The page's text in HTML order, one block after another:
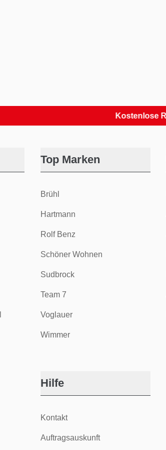
Kostenlose Retouren
Top Marken
Brühl
Hartmann
Rolf Benz
Schöner Wohnen
Sudbrock
Team 7
Voglauer
Wimmer
Hilfe
Kontakt
Auftragsauskunft